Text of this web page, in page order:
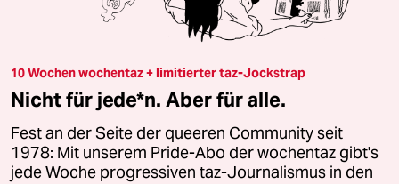
10 Wochen wochentaz + limitierter taz-Jockstrap
Nicht für jede*n. Aber für alle.
Fest an der Seite der queeren Community seit
1978: Mit unserem Pride-Abo der wochentaz gibt's
jede Woche progressiven taz-Journalismus in den